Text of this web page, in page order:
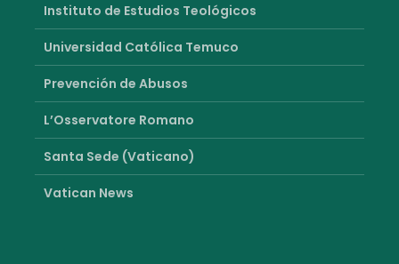
Instituto de Estudios Teológicos
Universidad Católica Temuco
Prevención de Abusos
L’Osservatore Romano
Santa Sede (Vaticano)
Vatican News